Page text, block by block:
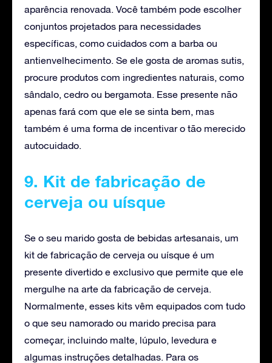
aparência renovada. Você também pode escolher
conjuntos projetados para necessidades
específicas, como cuidados com a barba ou
antienvelhecimento. Se ele gosta de aromas sutis,
procure produtos com ingredientes naturais, como
sândalo, cedro ou bergamota. Esse presente não
apenas fará com que ele se sinta bem, mas
também é uma forma de incentivar o tão merecido
autocuidado.
9. Kit de fabricação de
cerveja ou uísque
Se o seu marido gosta de bebidas artesanais, um
kit de fabricação de cerveja ou uísque é um
presente divertido e exclusivo que permite que ele
mergulhe na arte da fabricação de cerveja.
Normalmente, esses kits vêm equipados com tudo
o que seu namorado ou marido precisa para
começar, incluindo malte, lúpulo, levedura e
algumas instruções detalhadas. Para os